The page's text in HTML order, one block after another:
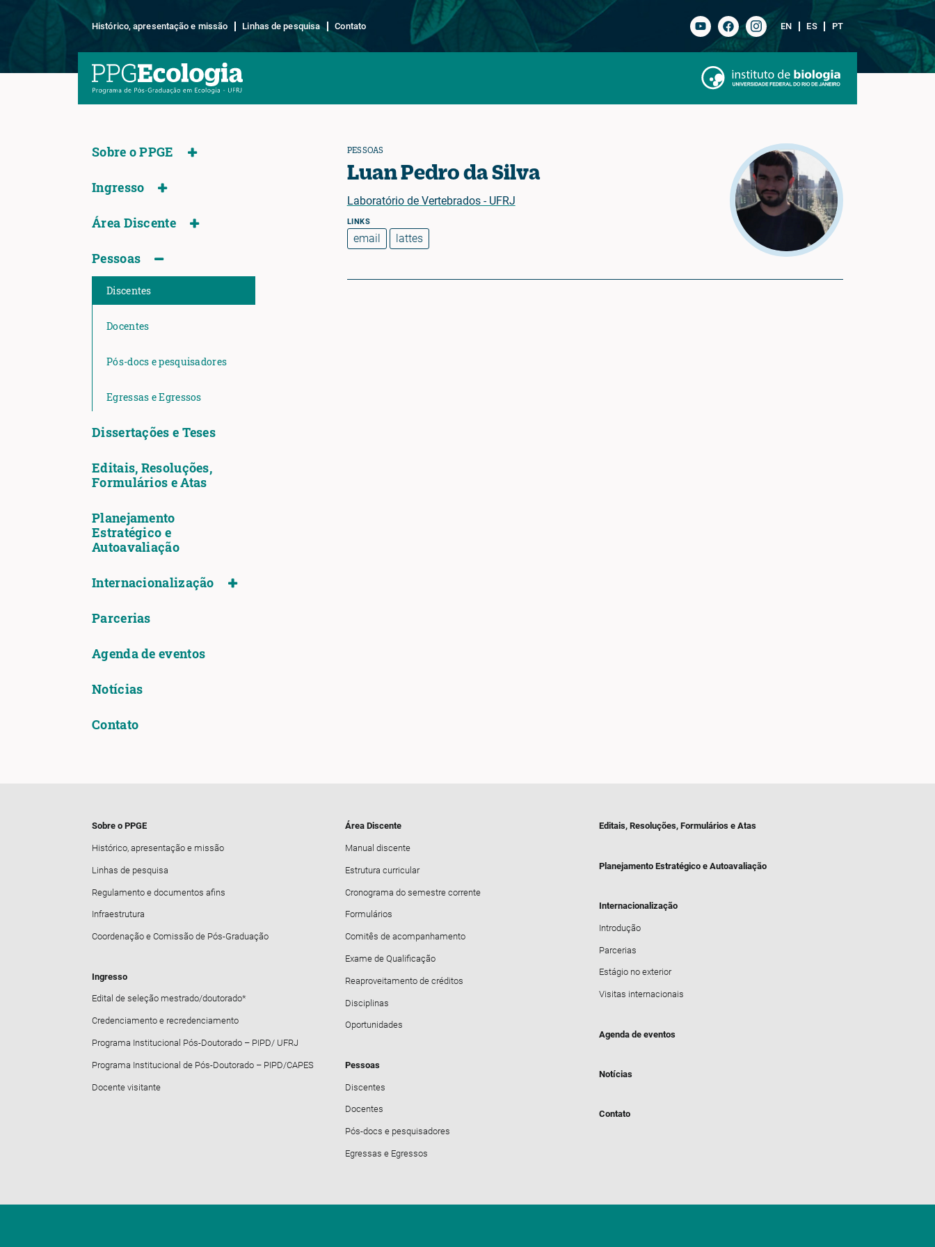
Histórico, apresentação e missão Linhas de pesquisa Contato EN ES PT
Sobre o PPGE
Ingresso
Área Discente
Pessoas
Discentes
Docentes
Pós-docs e pesquisadores
Egressas e Egressos
Dissertações e Teses
Editais, Resoluções,
Formulários e Atas
Planejamento
Estratégico e
Autoavaliação
Internacionalização
Parcerias
Agenda de eventos
Notícias
Contato
PESSOAS
Luan Pedro da Silva
Laboratório de Vertebrados - UFRJ
email lattes
Sobre o PPGE
Histórico, apresentação e missão
Linhas de pesquisa
Regulamento e documentos afins
Infraestrutura
Coordenação e Comissão de Pós-Graduação
Ingresso
Edital de seleção mestrado/doutorado*
Credenciamento e recredenciamento
Programa Institucional Pós-Doutorado – PIPD/ UFRJ
Programa Institucional de Pós-Doutorado – PIPD/CAPES
Docente visitante
Área Discente
Manual discente
Estrutura curricular
Cronograma do semestre corrente
Formulários
Comitês de acompanhamento
Exame de Qualificação
Reaproveitamento de créditos
Disciplinas
Oportunidades
Pessoas
Discentes
Docentes
Pós-docs e pesquisadores
Egressas e Egressos
Editais, Resoluções, Formulários e Atas
Planejamento Estratégico e Autoavaliação
Internacionalização
Introdução
Parcerias
Estágio no exterior
Visitas internacionais
Agenda de eventos
Notícias
Contato